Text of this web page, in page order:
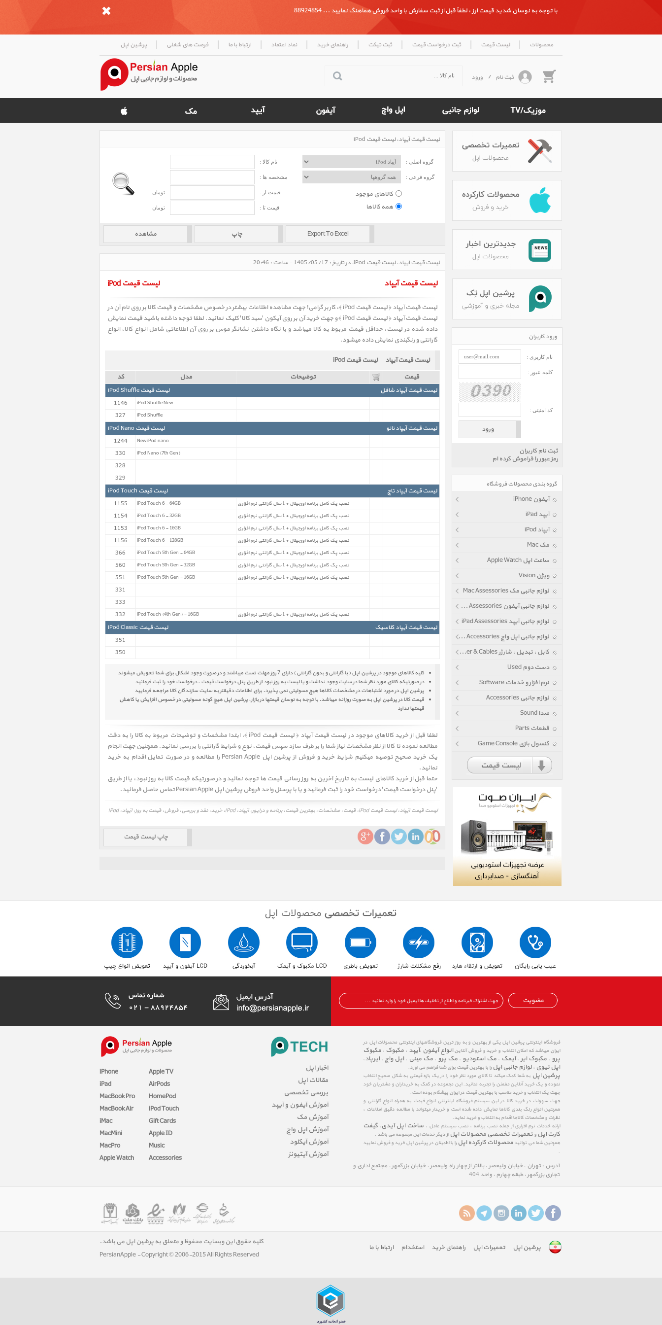
با توجه به نوسان شدید قیمت ارز ، لطفاً قبل از ثبت سفارش با واحد فروش هماهنگ نمایید ... 88924854
محصولات | لیست قیمت | ثبت درخواست قیمت | ثبت تیکت | راهنمای خرید | نماد اعتماد | ارتباط با ما | فرصت های شغلی | پرشین اپل
ثبت نام / ورود
لیست قیمت آیپاد، لیست قیمت iPod
گروه اصلی : نام کالا :
گروه فرعی : مشخصه ها :
کالاهای موجود
همه کالاها
قیمت از : تومان
قیمت تا : تومان
لیست قیمت آیپاد، لیست قیمت iPod، در تاریخ : 1405/05/17 - ساعت : 20:46
لیست قیمت آیپاد لیست قیمت iPod
لیست قیمت آیپاد ﴿ لیست قیمت iPod ﴾، کاربر گرامی! جهت مشاهده اطلاعات بیشتر در خصوص مشخصات و قیمت کالا بر روی نام آن در
لیست قیمت آیپاد ﴿ لیست قیمت iPod ﴾
و جهت خرید آن بر روی آیکون 'سبد کالا' کلیک نمائید. لطفا توجه داشته باشید قیمت نمایش
داده شده در لیست، حداقل قیمت مربوط به کالا میباشد و با نگاه داشتن نشانگر موس بر روی آن اطلاعاتی شامل انواع کالا، انواع
گارانتی و رنگبندی نمایش داده میشود.
لیست قیمت آیپاد
لیست قیمت iPod
کد
مدل توضیحات قیمت
لیست قیمت iPod Shuffle
لیست قیمت آیپاد شافل
1146
iPod Shuffle New
327 iPod Shuffle
لیست قیمت iPod Nano
لیست قیمت آیپاد نانو
1244
New iPod nano
330 iPod Nano (7th Gen)
328
329
لیست قیمت iPod Touch
لیست قیمت آیپاد تاچ
1155
iPod Touch 6 - 64GB نصب پک کامل برنامه اورجینال + 1 سال گارانتی نرم افزاری
1154 iPod Touch 6 - 32GB نصب پک کامل برنامه اورجینال + 1 سال گارانتی نرم افزاری
1153 iPod Touch 6 - 16GB نصب پک کامل برنامه اورجینال + 1 سال گارانتی نرم افزاری
1156 iPod Touch 6 - 128GB نصب پک کامل برنامه اورجینال + 1 سال گارانتی نرم افزاری
366 iPod Touch 5th Gen - 64GB نصب پک کامل برنامه اورجینال + 1 سال گارانتی نرم افزاری
560 iPod Touch 5th Gen - 32GB نصب پک کامل برنامه اورجینال + 1 سال گارانتی نرم افزاری
551 iPod Touch 5th Gen - 16GB نصب پک کامل برنامه اورجینال + 1 سال گارانتی نرم افزاری
331
333
332
iPod Touch (4th Gen) - 16GB نصب پک کامل برنامه اورجینال + 1 سال گارانتی نرم افزاری
لیست قیمت iPod Classic
لیست قیمت آیپاد کلاسیک
351
350
کلیه کالاهای موجود در پرشین اپل ( با گارانتی و بدون گارانتی ) دارای 7 روز مهلت تست میباشند و در صورت وجود اشکال برای شما تعویض میشوند
در صورتیکه کالای مورد نظر شما در سایت وجود نداشت و یا لیست به روز نبود از طریق پنل درخواست قیمت ، درخواست خود را ثبت فرمائید
پرشین اپل در مورد اشتباهات در مشخصات کالاها هیچ مسولیتی نمی پذیرد. برای اطلاعات دقیقتر به سایت سازندگان کالا مراجعه فرمایید
قیمت کالا در پرشین اپل به صورت روزانه میباشد. با توجه به نوسان قیمتها در بازار، پرشین اپل هیچ گونه مسولیتی در خصوص افزایش یا کاهش
قیمتها ندارد
لطفا قبل از خرید کالاهای موجود درلیست قیمت آیپاد ﴿ لیست قیمت iPod ﴾
، ابتدا مشخصات و توضیحات مربوط به کالا را به دقت
مطالعه نموده تا کالا از نظر مشخصات نیاز شما را بر طرف سازد سپس قیمت، نوع و شرایط گارانتی را بررسی نمائید. همچنین جهت انجام
یک خرید صحیح توصیه میکنیم شرایط خرید و فروش از پرشین اپل Persian Apple را مطالعه و در صورت تمایل اقدام به خرید
نمائید.
حتما قبل از خرید کالاهای لیست به تاریخ آخرین به روز رسانی قیمت ها توجه نمائید و در صورتیکه قیمت کالا به روز نبود، یا از طریق
'پنل درخواست قیمت' درخواست خود را ثبت فرمائید و یا با پرسنل واحد فروش پرشین اپل Persian Apple تماس حاصل فرمائید.
لیست قیمت آیپاد، لیست قیمت iPod، قیمت، مشخصات، بهترین قیمت، برنامه و درایور، آیپاد، iPod، خرید، نقد و بررسی، فروش، قیمت به روز، آیپاد، iPod
چاپ لیست قیمت
ورود کاربران
نام کاربری :
کلمه عبور :
کد امنیتی :
ثبت نام کاربران
رمز عبور را فراموش کرده ام
گروه بندی محصولات فروشگاه
آیفون iPhone
آیپد iPad
آیپاد iPod
مک Mac
ساعت اپل Apple Watch
ویژن Vision
لوازم جانبی مک Mac Assessories
لوازم جانبی آیفون iPhone Assessories
لوازم جانبی آیپد iPad Assessories
لوازم جانبی اپل واچ Apple Watch Accessories
کابل ، تبدیل ، شارژر Power & Cables
دست دوم Used
نرم افزار و خدمات Software
لوازم جانبی Accessories
صدا Sound
قطعات Parts
کنسول بازی Game Console
عضویت
iPhone
iPad
MacBook Pro
MacBook Air
iMac
MacMini
MacPro
Apple Watch
Apple TV
AirPods
HomePod
iPod Touch
Gift Cards
Apple ID
Music
Accessories
اخبار اپل
مقالات اپل
بررسی تخصصی
آموزش آیفون و آیپد
آموزش مک
آموزش اپل واچ
آموزش آیکلود
آموزش آیتیونز
فروشگاه اینترنتی پرشین اپل یکی از بهترین و به روز ترین فروشگاههای اینترنتی محصولات اپل در
ایران میباشد که امکان انتخاب و خرید و فروش آنلاینانواع آیفون ،آیپد ، مکبوک ، مکبوک
پرو ، مکبوک ایر ، آیمک ، مک استودیو ، مک پرو ، مک مینی ، اپل واچ ، ایرپاد،
اپل تیوی ، لوازم جانبی اپل را با بهترین قیمت برای شما فراهم می آورد.
پرشین اپل به شما کمک میکند تا کالای مورد نظر خود را در یک بازه قیمتی به شکل صحیح انتخاب
نموده و یک خرید آنلاین مطمئن را تجربه نمائید. این مجموعه در کمک به خریداران و مشتریان خود
جهت یک انتخاب و خرید مناسب با بهترین قیمت در ایران پیشگام بوده است.
جهت سهولت در خرید کالا در این سیستم فروشگاه اینترنتی انواع قیمت به همراه انواع گارانتی و
همچنین انواع رنگ بندی کالاها نمایش داده شده است و خریدار میتواند با مطالعه دقیق اطلاعات ،
نظرات و مشخصات کالاها اقدام به انتخاب و خرید نماید.
ارائه خدمات نرم افزاری از جمله نصب برنامه ، نصب سیستم عامل ، ساخت اپل آیدی ، گیفت
کارت اپل و تعمیرات تخصصی محصولات اپل از دیگر خدمات این مجموعه می باشد .
همچنین شما می توانید محصولات کارکرده اپل را با اطمینان در پرشین اپل خرید و فروش نمایید
.
آدرس : تهران ، خیابان ولیعصر ، بالاتر از چهار راه ولیعصر ، خیابان بزرگمهر ، مجتمع اداری و
تجاری بزرگمهر ، طبقه چهارم ، واحد 404
پرشین اپل تعمیرات اپل راهنمای خرید استخدام ارتباط با ما
کلیه حقوق این وبسایت محفوظ و متعلق به پرشین اپل می باشد.
PersianApple - Copyright © 2006-2015 All Rights Reserved